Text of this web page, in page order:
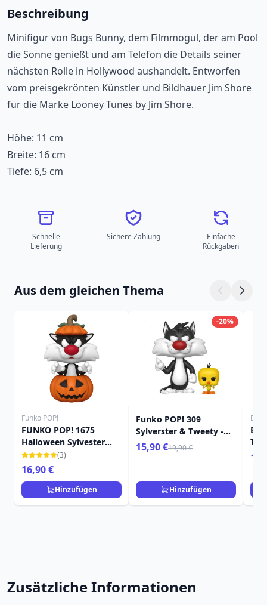
Beschreibung
Minifigur von Bugs Bunny, dem Filmmogul, der am Pool
die Sonne genießt und am Telefon die Details seiner
nächsten Rolle in Hollywood aushandelt. Entworfen
vom preisgekrönten Künstler und Bildhauer Jim Shore
für die Marke Looney Tunes by Jim Shore.
Höhe: 11 cm
Breite: 16 cm
Tiefe: 6,5 cm
Schnelle
Lieferung
Sichere Zahlung
Einfache
Rückgaben
Aus dem gleichen Thema
Funko POP!
FUNKO POP! 1675
Halloween Sylvester
Kürbis - Looney Tunes
(3)
16,90 €
Hinzufügen
-20%
Funko POP! 309
Sylverster & Tweety -
Looney Tunes
15,90 €19,90 €
Hinzufügen
Zusätzliche Informationen